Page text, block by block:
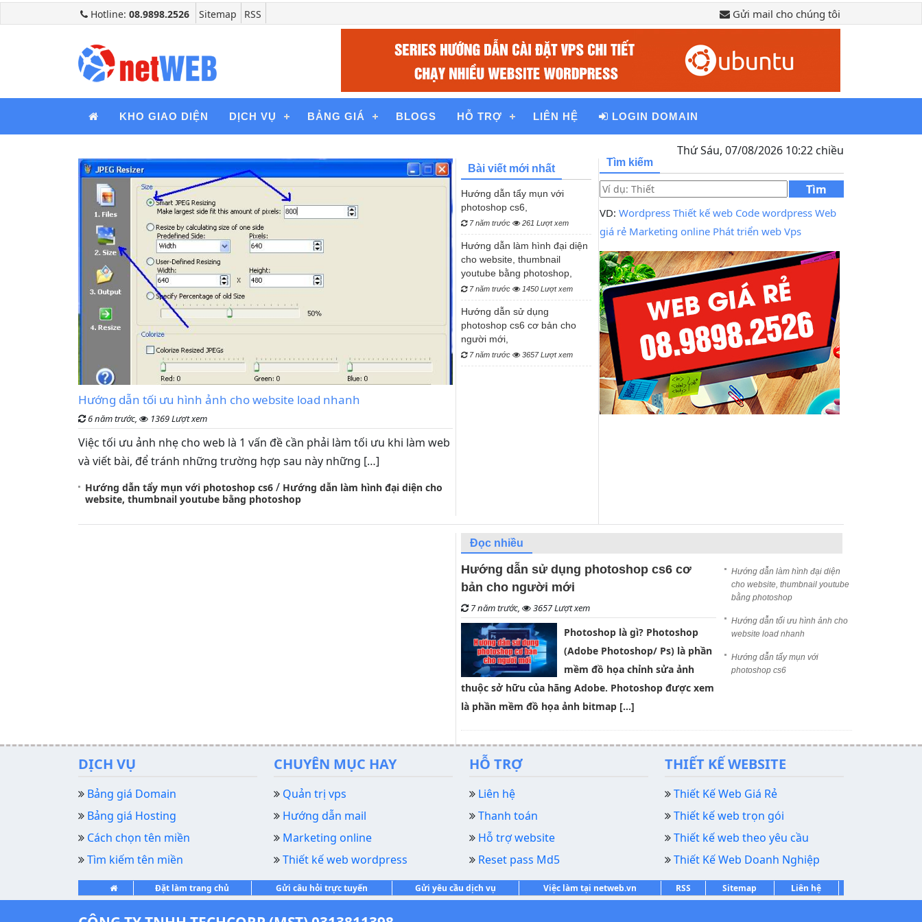
Hotline: 08.9898.2526 Sitemap RSS Gửi mail cho chúng tôi
KHO GIAO DIỆN DỊCH VỤ BẢNG GIÁ BLOGS HỖ TRỢ LIÊN HỆ LOGIN DOMAIN
Thứ Sáu, 07/08/2026 10:22 chiều
Hướng dẫn tối ưu hình ảnh cho website load nhanh
6 năm trước, 1369 Lượt xem
Việc tối ưu ảnh nhẹ cho web là 1 vấn đề cần phải làm tối ưu khi làm web
và viết bài, để tránh những trường hợp sau này những […]
Hướng dẫn tẩy mụn với photoshop cs6 / Hướng dẫn làm hình đại diện cho
website, thumbnail youtube bằng photoshop
Bài viết mới nhất
Hướng dẫn tẩy mụn với
photoshop cs6,
7 năm trước 261 Lượt xem
Hướng dẫn làm hình đại diện
cho website, thumbnail
youtube bằng photoshop,
7 năm trước 1450 Lượt xem
Hướng dẫn sử dụng
photoshop cs6 cơ bản cho
người mới,
7 năm trước 3657 Lượt xem
Tìm kiếm
Tìm
VD: Wordpress Thiết kế web Code wordpress Web
giá rẻ Marketing online Phát triển web Vps
Đọc nhiều
Hướng dẫn sử dụng photoshop cs6 cơ
bản cho người mới
7 năm trước, 3657 Lượt xem
Photoshop là gì? Photoshop
(Adobe Photoshop/ Ps) là phần
mềm đồ họa chỉnh sửa ảnh
thuộc sở hữu của hãng Adobe. Photoshop được xem
là phần mềm đồ họa ảnh bitmap […]
Hướng dẫn làm hình đại diện
cho website, thumbnail youtube
bằng photoshop
Hướng dẫn tối ưu hình ảnh cho
website load nhanh
Hướng dẫn tẩy mụn với
photoshop cs6
DỊCH VỤ
Bảng giá Domain
Bảng giá Hosting
Cách chọn tên miền
Tìm kiếm tên miền
CHUYÊN MỤC HAY
Quản trị vps
Hướng dẫn mail
Marketing online
Thiết kế web wordpress
HỖ TRỢ
Liên hệ
Thanh toán
Hỗ trợ website
Reset pass Md5
THIẾT KẾ WEBSITE
Thiết Kế Web Giá Rẻ
Thiết kế web trọn gói
Thiết kế web theo yêu cầu
Thiết Kế Web Doanh Nghiệp
Đặt làm trang chủ Gửi câu hỏi trực tuyến Gửi yêu cầu dịch vụ Việc làm tại netweb.vn RSS Sitemap Liên hệ